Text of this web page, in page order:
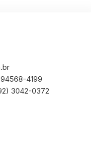
94568-4199
3042-0372